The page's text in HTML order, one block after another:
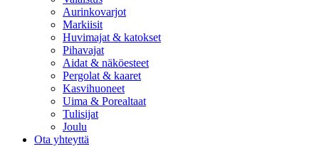
Aurinkovarjot
Markiisit
Huvimajat & katokset
Pihavajat
Aidat & näköesteet
Pergolat & kaaret
Kasvihuoneet
Uima & Porealtaat
Tulisijat
Joulu
Ota yhteyttä